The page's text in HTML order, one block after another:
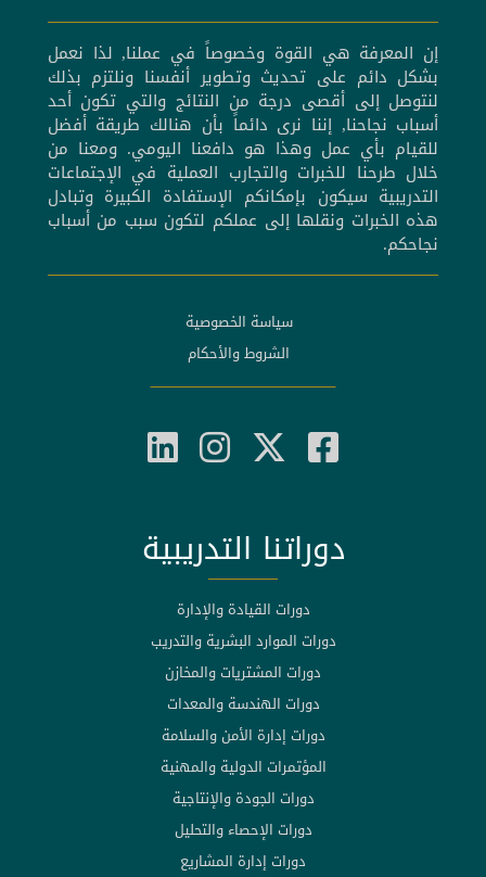
إن المعرفة هي القوة وخصوصاً في عملنا, لذا نعمل
بشكل دائم على تحديث وتطوير أنفسنا ونلتزم بذلك
لنتوصل إلى أقصى درجة من النتائج والتي تكون أحد
أسباب نجاحنا, إننا نرى دائماً بأن هنالك طريقة أفضل
للقيام بأي عمل وهذا هو دافعنا اليومي. ومعنا من
خلال طرحنا للخبرات والتجارب العملية في الإجتماعات
التدريبية سيكون بإمكانكم الإستفادة الكبيرة وتبادل
هذه الخبرات ونقلها إلى عملكم لتكون سبب من أسباب
نجاحكم.
سياسة الخصوصية
الشروط والأحكام
دوراتنا التدريبية
دورات القيادة والإدارة
دورات الموارد البشرية والتدريب
دورات المشتريات والمخازن
دورات الهندسة والمعدات
دورات إدارة الأمن والسلامة
المؤتمرات الدولية والمهنية
دورات الجودة والإنتاجية
دورات الإحصاء والتحليل
دورات إدارة المشاريع